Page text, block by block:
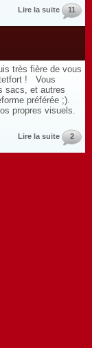
Lire la suite 11
très fière de vous
! Vous
sacs, et autres
préférée ;).
propres visuels.
Lire la suite 2